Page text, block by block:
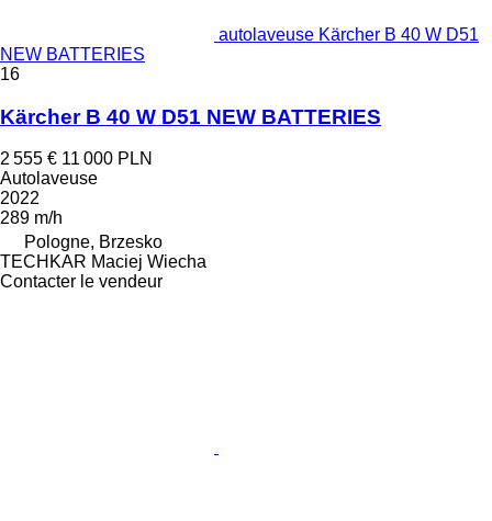
autolaveuse Kärcher B 40 W D51
NEW BATTERIES
16
Kärcher B 40 W D51 NEW BATTERIES
2 555 € 11 000 PLN
Autolaveuse
2022
289 m/h
Pologne, Brzesko
TECHKAR Maciej Wiecha
Contacter le vendeur